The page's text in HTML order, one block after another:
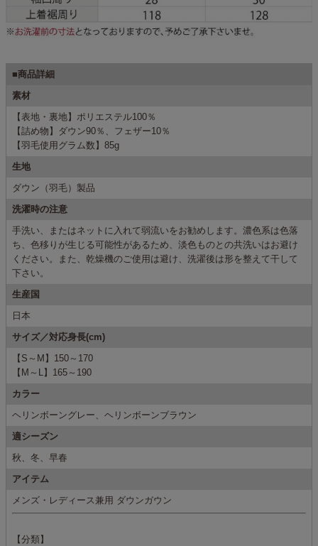
■商品詳細
素材
【表地・裏地】ポリエステル100％
【詰め物】ダウン90％、フェザー10％
【羽毛使用グラム数】85g
生地
ダウン（羽毛）製品
洗濯時の注意
手洗い、またはネットに入れて弱流いをお勧めします。濃色系は色落
ち、色移りが生じる可能性があるため、淡色ものとの共洗いはお避け
ください。また、乾燥機のご使用は避け、洗濯後は形を整えて干して
下さい。
生産国
日本
サイズ／対応身長(cm)
【S～M】150～170
【M～L】165～190
カラー
ヘリンボーングレー、ヘリンボーンブラウン
適シーズン
秋、冬、早春
アイテム
メンズ・レディース兼用 ダウンガウン
【分類】